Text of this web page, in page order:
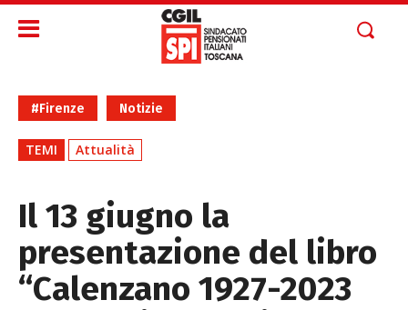
#Firenze Notizie
TEMI Attualità
Il 13 giugno la
presentazione del libro
“Calenzano 1927-2023